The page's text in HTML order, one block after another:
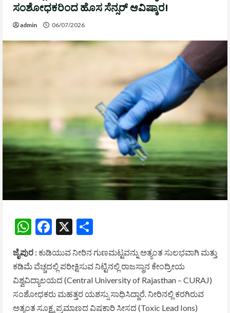
ಸಂಶೋಧಕರಿಂದ ಹೊಸ ಸೆನ್ಸರ್ ಆವಿಷ್ಕಾರ!
admin 06/07/2026
WhatsApp
Facebook
X
ಜೈಪುರ : ಕುಡಿಯುವ ನೀರಿನ ಗುಣಮಟ್ಟವನ್ನು ಅತ್ಯಂತ ಸುಲಭವಾಗಿ ಮತ್ತು
ಕಡಿಮೆ ವೆಚ್ಚದಲ್ಲಿ ಪರೀಕ್ಷಿಸುವ ನಿಟ್ಟಿನಲ್ಲಿ ರಾಜಸ್ಥಾನ ಕೇಂದ್ರೀಯ
ವಿಶ್ವವಿದ್ಯಾಲಯದ (Central University of Rajasthan – CURAJ)
ಸಂಶೋಧಕರು ಮಹತ್ತರ ಯಶಸ್ಸು ಸಾಧಿಸಿದ್ದಾರೆ. ನೀರಿನಲ್ಲಿ ಕರಗಿರುವ
ಅತ್ಯಂತ ಸೂಕ್ಷ್ಮ ಪ್ರಮಾಣದ ವಿಷಕಾರಿ ಸೀಸದ (Toxic Lead Ions)